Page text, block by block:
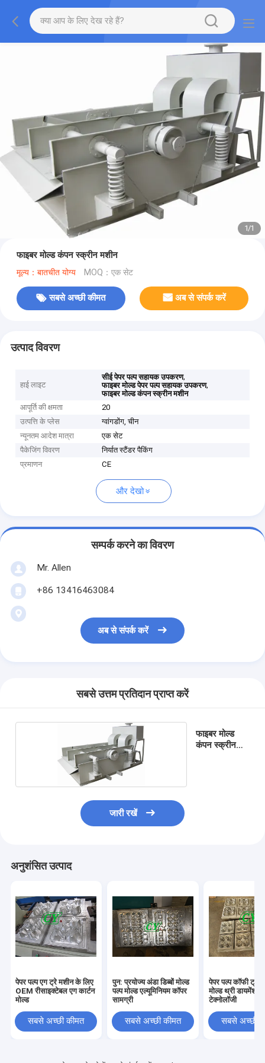
1/1
फाइबर मोल्ड कंपन स्क्रीन मशीन
मूल्य：बातचीत योग्य MOQ：एक सेट
सबसे अच्छी कीमत अब से संपर्क करें
उत्पाद विवरण
हाई लाइट
सीई पेपर पल्प सहायक उपकरण,
फाइबर मोल्ड पेपर पल्प सहायक उपकरण,
फाइबर मोल्ड कंपन स्क्रीन मशीन
आपूर्ति की क्षमता
20
उत्पत्ति के प्लेस
ग्वांगडोंग, चीन
न्यूनतम आदेश मात्रा
एक सेट
पैकेजिंग विवरण
निर्यात स्टैंडर पैकिंग
प्रमाणन
CE
और देखो
सम्पर्क करने का विवरण
Mr. Allen
+86 13416463084
अब से संपर्क करें
सबसे उत्तम प्रतिदान प्राप्त करें
फाइबर मोल्ड
कंपन स्क्रीन
जारी रखें
अनुशंसित उत्पाद
पेपर पल्प एग ट्रे मशीन के लिए
OEM रीसाइक्टेबल एग कार्टन
मोल्ड
सबसे अच्छी कीमत
पुन: प्रयोज्य अंडा डिब्बों मोल्ड
पल्प मोल्ड एल्यूमिनियम कॉपर
सामग्री
सबसे अच्छी कीमत
पेपर पल्प कॉफी ट्रे
मोल्ड थ्री
टेक्नोलॉजी
सबसे अच्छी